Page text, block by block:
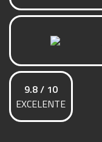
9.8 / 10
EXCELENTE